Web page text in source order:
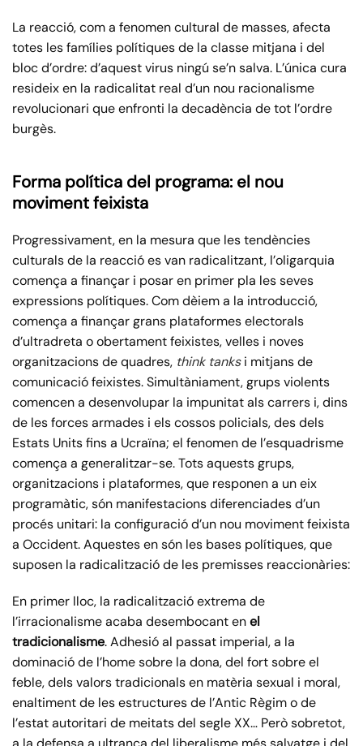
La reacció, com a fenomen cultural de masses, afecta
totes les famílies polítiques de la classe mitjana i del
bloc d’ordre: d’aquest virus ningú se’n salva. L’única cura
resideix en la radicalitat real d’un nou racionalisme
revolucionari que enfronti la decadència de tot l’ordre
burgès.
Forma política del programa: el nou
moviment feixista
Progressivament, en la mesura que les tendències
culturals de la reacció es van radicalitzant, l’oligarquia
comença a finançar i posar en primer pla les seves
expressions polítiques. Com dèiem a la introducció,
comença a finançar grans plataformes electorals
d’ultradreta o obertament feixistes, velles i noves
organitzacions de quadres, think tanksi mitjans de
comunicació feixistes. Simultàniament, grups violents
comencen a desenvolupar la impunitat als carrers i, dins
de les forces armades i els cossos policials, des dels
Estats Units fins a Ucraïna; el fenomen de l’esquadrisme
comença a generalitzar-se. Tots aquests grups,
organitzacions i plataformes, que responen a un eix
programàtic, són manifestacions diferenciades d’un
procés unitari: la configuració d’un nou moviment feixista
a Occident. Aquestes en són les bases polítiques, que
suposen la radicalització de les premisses reaccionàries:
En primer lloc, la radicalització extrema de
l’irracionalisme acaba desembocant enel
tradicionalisme. Adhesió al passat imperial, a la
dominació de l’home sobre la dona, del fort sobre el
feble, dels valors tradicionals en matèria sexual i moral,
enaltiment de les estructures de l’Antic Règim o de
l’estat autoritari de meitats del segle XX… Però sobretot,